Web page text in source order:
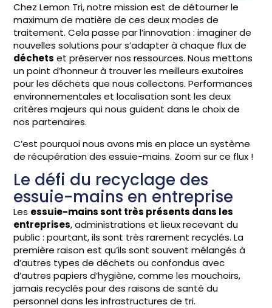
Chez Lemon Tri, notre mission est de détourner le
maximum de matière de ces deux modes de
traitement. Cela passe par l’innovation : imaginer de
nouvelles solutions pour s’adapter à chaque flux de
déchets et préserver nos ressources. Nous mettons
un point d’honneur à trouver les meilleurs exutoires
pour les déchets que nous collectons. Performances
environnementales et localisation sont les deux
critères majeurs qui nous guident dans le choix de
nos partenaires.
C’est pourquoi nous avons mis en place un système
de récupération des essuie-mains. Zoom sur ce flux !
Le défi du recyclage des
essuie-mains en entreprise
Les essuie-mains sont très présents dans les
entreprises, administrations et lieux recevant du
public : pourtant, ils sont très rarement recyclés. La
première raison est qu’ils sont souvent mélangés à
d’autres types de déchets ou confondus avec
d’autres papiers d’hygiène, comme les mouchoirs,
jamais recyclés pour des raisons de santé du
personnel dans les infrastructures de tri.